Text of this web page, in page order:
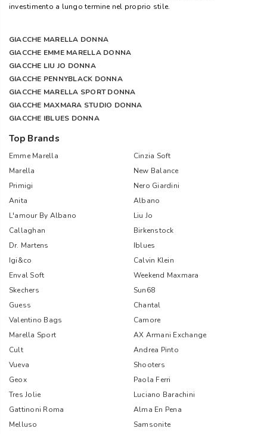
investimento a lungo termine nel proprio stile.
GIACCHE MARELLA DONNA
GIACCHE EMME MARELLA DONNA
GIACCHE LIU JO DONNA
GIACCHE PENNYBLACK DONNA
GIACCHE MARELLA SPORT DONNA
GIACCHE MAXMARA STUDIO DONNA
GIACCHE IBLUES DONNA
Top Brands
Emme Marella
Cinzia Soft
Marella
New Balance
Primigi
Nero Giardini
Anita
Albano
L'amour By Albano
Liu Jo
Callaghan
Birkenstock
Dr. Martens
Iblues
Igi&co
Calvin Klein
Enval Soft
Weekend Maxmara
Skechers
Sun68
Guess
Chantal
Valentino Bags
Camore
Marella Sport
AX Armani Exchange
Cult
Andrea Pinto
Vueva
Shooters
Geox
Paola Ferri
Tres Jolie
Luciano Barachini
Gattinoni Roma
Alma En Pena
Melluso
Samsonite